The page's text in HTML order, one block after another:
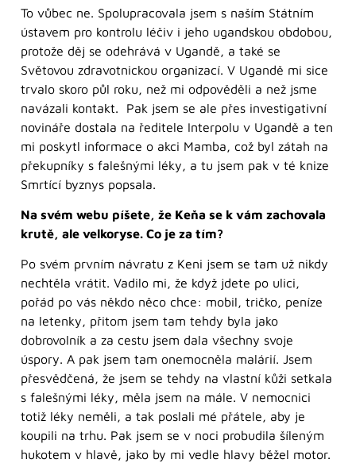
To vůbec ne. Spolupracovala jsem s naším Státním
ústavem pro kontrolu léčiv i jeho ugandskou obdobou,
protože děj se odehrává v Ugandě, a také se
Světovou zdravotnickou organizací. V Ugandě mi sice
trvalo skoro půl roku, než mi odpověděli a než jsme
navázali kontakt. Pak jsem se ale přes investigativní
novináře dostala na ředitele Interpolu v Ugandě a ten
mi poskytl informace o akci Mamba, což byl zátah na
překupníky s falešnými léky, a tu jsem pak v té knize
Smrtící byznys popsala.
Na svém webu píšete, že Keňa se k vám zachovala
krutě, ale velkoryse. Co je za tím?
Po svém prvním návratu z Keni jsem se tam už nikdy
nechtěla vrátit. Vadilo mi, že když jdete po ulici,
pořád po vás někdo něco chce: mobil, tričko, peníze
na letenky, přitom jsem tam tehdy byla jako
dobrovolník a za cestu jsem dala všechny svoje
úspory. A pak jsem tam onemocněla malárií. Jsem
přesvědčená, že jsem se tehdy na vlastní kůži setkala
s falešnými léky, měla jsem na mále. V nemocnici
totiž léky neměli, a tak poslali mé přátele, aby je
koupili na trhu. Pak jsem se v noci probudila šíleným
hukotem v hlavě, jako by mi vedle hlavy běžel motor.